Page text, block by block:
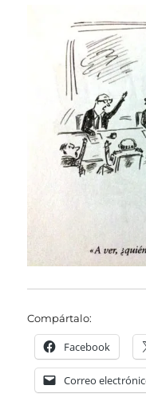
Compártalo:
Facebook
Correo